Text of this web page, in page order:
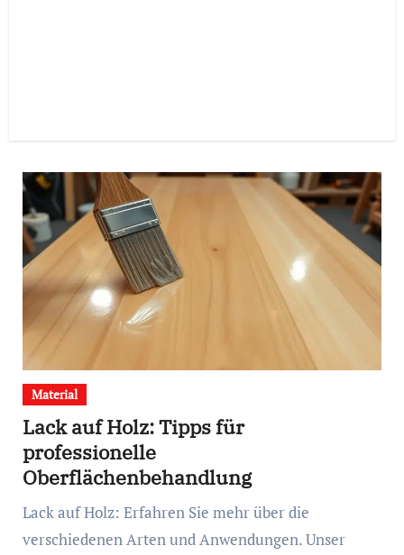
Material
Lack auf Holz: Tipps für
professionelle
Oberflächenbehandlung
Lack auf Holz: Erfahren Sie mehr über die
verschiedenen Arten und Anwendungen. Unser